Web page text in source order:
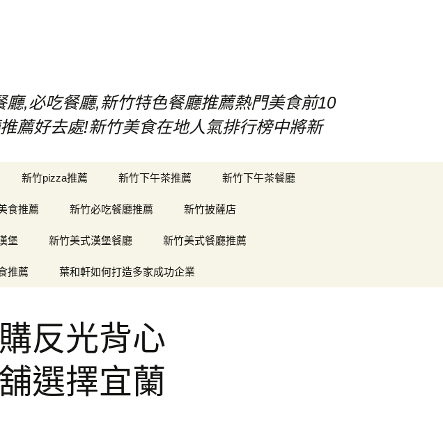
,必吃餐廳,新竹特色餐廳推薦熱門美食前10
薦好去處!新竹美食在地人氣排行榜中將新
新竹pizza推薦 新竹下午茶推薦 新竹下午茶餐廳
食推薦 新竹必吃餐廳推薦 新竹披薩店
堡 新竹美式漢堡餐廳 新竹美式餐廳推薦
推薦 葉和軒如何打造多家成功企業
反光背心
選擇宜蘭